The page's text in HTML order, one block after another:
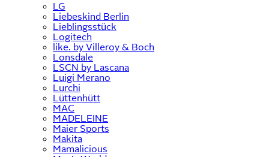
LG
Liebeskind Berlin
Lieblingsstück
Logitech
like. by Villeroy & Boch
Lonsdale
LSCN by Lascana
Luigi Merano
Lurchi
Lüttenhütt
MAC
MADELEINE
Maier Sports
Makita
Mamalicious